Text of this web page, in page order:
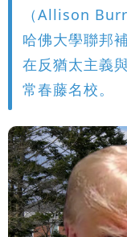
（Allison
哈佛大學聯邦
在反猶太主義
常春藤名校。